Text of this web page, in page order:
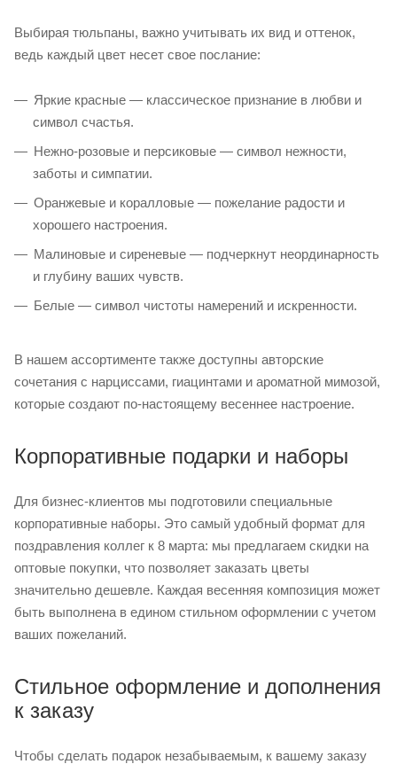
Выбирая тюльпаны, важно учитывать их вид и оттенок,
ведь каждый цвет несет свое послание:
Яркие красные — классическое признание в любви и
символ счастья.
Нежно-розовые и персиковые — символ нежности,
заботы и симпатии.
Оранжевые и коралловые — пожелание радости и
хорошего настроения.
Малиновые и сиреневые — подчеркнут неординарность
и глубину ваших чувств.
Белые — символ чистоты намерений и искренности.
В нашем ассортименте также доступны авторские
сочетания с нарциссами, гиацинтами и ароматной мимозой,
которые создают по-настоящему весеннее настроение.
Корпоративные подарки и наборы
Для бизнес-клиентов мы подготовили специальные
корпоративные наборы. Это самый удобный формат для
поздравления коллег к 8 марта: мы предлагаем скидки на
оптовые покупки, что позволяет заказать цветы
значительно дешевле. Каждая весенняя композиция может
быть выполнена в едином стильном оформлении с учетом
ваших пожеланий.
Стильное оформление и дополнения
к заказу
Чтобы сделать подарок незабываемым, к вашему заказу